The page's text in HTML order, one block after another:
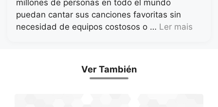
millones de personas en todo el mundo
puedan cantar sus canciones favoritas sin
necesidad de equipos costosos o … Ler mais
Ver También